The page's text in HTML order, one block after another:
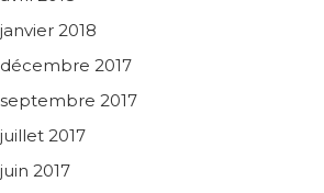
janvier 2018
décembre 2017
septembre 2017
juillet 2017
juin 2017